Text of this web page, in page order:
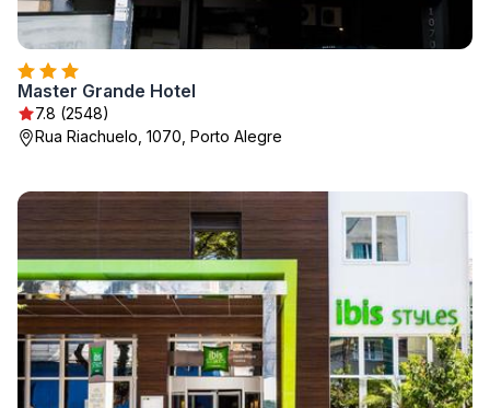
Master Grande Hotel
7.8 (2548)
Rua Riachuelo, 1070, Porto Alegre